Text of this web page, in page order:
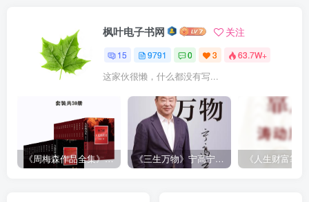
枫叶电子书网 关注
15 9791 0 3 63.7W+
这家伙很懒，什么都没有写...
《周梅森作品全集》[共30册] 《三生万物》宁高宁（epub+mobi+azw3+pdf）